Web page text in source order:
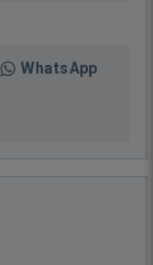
WhatsApp